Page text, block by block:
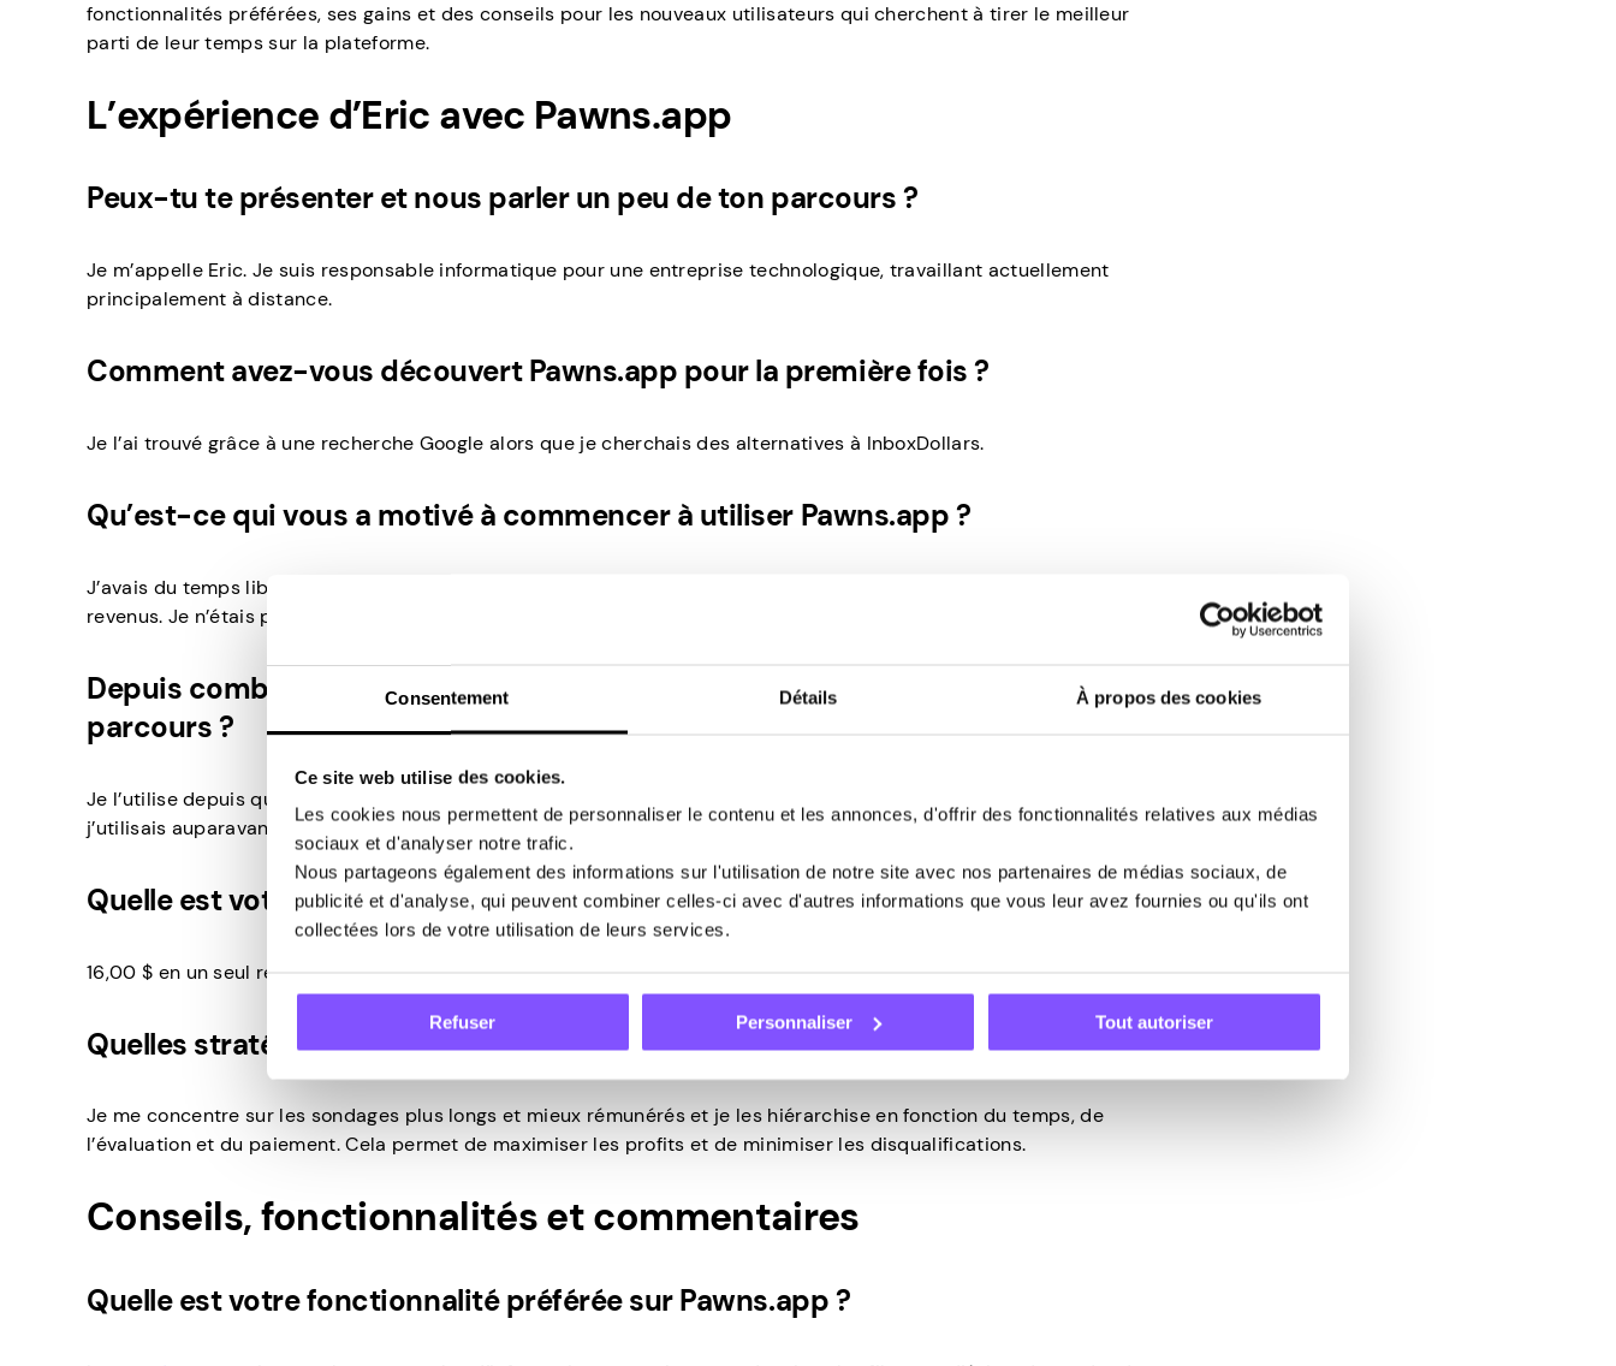
Consentement Détails À propos des cookies
Ce site web utilise des cookies.
Les cookies nous permettent de personnaliser le contenu et les annonces, d'offrir des fonctionnalités relatives aux médias
sociaux et d'analyser notre trafic.
Nous partageons également des informations sur l'utilisation de notre site avec nos partenaires de médias sociaux, de
publicité et d'analyse, qui peuvent combiner celles-ci avec d'autres informations que vous leur avez fournies ou qu'ils ont
collectées lors de votre utilisation de leurs services.
Refuser Personnaliser Tout autoriser
fonctionnalités préférées, ses gains et des conseils pour les nouveaux utilisateurs qui cherchent à tirer le meilleur
parti de leur temps sur la plateforme.
L’expérience d’Eric avec Pawns.app
Peux-tu te présenter et nous parler un peu de ton parcours ?
Je m’appelle Eric. Je suis responsable informatique pour une entreprise technologique, travaillant actuellement
principalement à distance.
Comment avez-vous découvert Pawns.app pour la première fois ?
Je l’ai trouvé grâce à une recherche Google alors que je cherchais des alternatives à InboxDollars.
Qu’est-ce qui vous a motivé à commencer à utiliser Pawns.app ?
J’avais du temps libre entre deux tâches au travail et je me suis dit que je pourrais aussi bien générer un peu de
revenus. Je n’étais pas non plus satisfait d’un concurrent que j’utilisais auparavant.
Depuis combien de temps utilisez-vous Pawns.app et quel a été votre
parcours ?
Je l’utilise depuis quelques semaines. Jusqu’à présent, il a été beaucoup plus intuitif et convivial que le site que
j’utilisais auparavant.
Quelle est votre plus grande étape de gain sur l’application ?
16,00 $ en un seul retrait.
Quelles stratégies vous ont aidé à maximiser vos gains ?
Je me concentre sur les sondages plus longs et mieux rémunérés et je les hiérarchise en fonction du temps, de
l’évaluation et du paiement. Cela permet de maximiser les profits et de minimiser les disqualifications.
Conseils, fonctionnalités et commentaires
Quelle est votre fonctionnalité préférée sur Pawns.app ?